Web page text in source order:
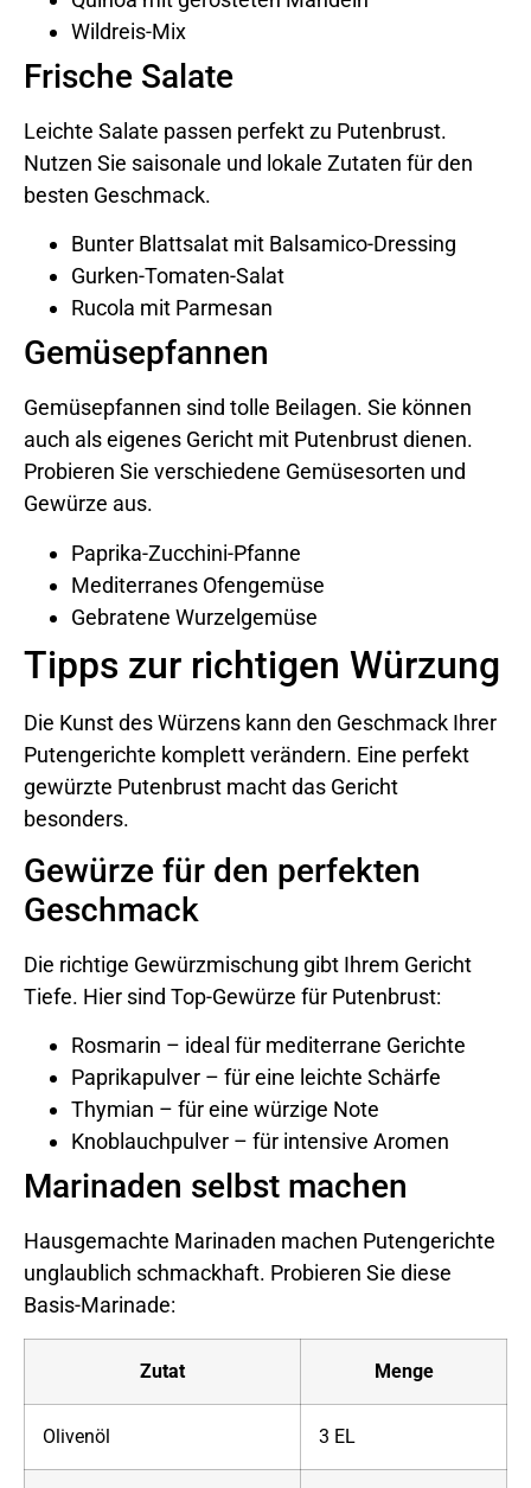
Wildreis-Mix
Frische Salate
Leichte Salate passen perfekt zu Putenbrust.
Nutzen Sie saisonale und lokale Zutaten für den
besten Geschmack.
Bunter Blattsalat mit Balsamico-Dressing
Gurken-Tomaten-Salat
Rucola mit Parmesan
Gemüsepfannen
Gemüsepfannen sind tolle Beilagen. Sie können
auch als eigenes Gericht mit Putenbrust dienen.
Probieren Sie verschiedene Gemüsesorten und
Gewürze aus.
Paprika-Zucchini-Pfanne
Mediterranes Ofengemüse
Gebratene Wurzelgemüse
Tipps zur richtigen Würzung
Die Kunst des Würzens kann den Geschmack Ihrer
Putengerichte komplett verändern. Eine perfekt
gewürzte Putenbrust macht das Gericht
besonders.
Gewürze für den perfekten
Geschmack
Die richtige Gewürzmischung gibt Ihrem Gericht
Tiefe. Hier sind Top-Gewürze für Putenbrust:
Rosmarin – ideal für mediterrane Gerichte
Paprikapulver – für eine leichte Schärfe
Thymian – für eine würzige Note
Knoblauchpulver – für intensive Aromen
Marinaden selbst machen
Hausgemachte Marinaden machen Putengerichte
unglaublich schmackhaft. Probieren Sie diese
Basis-Marinade:
Zutat Menge
Olivenöl 3 EL